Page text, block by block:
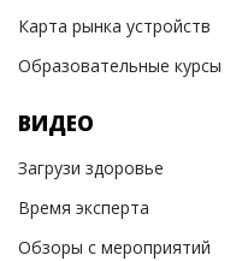
Карта рынка устройств
Образовательные курсы
ВИДЕО
Загрузи здоровье
Время эксперта
Обзоры с мероприятий